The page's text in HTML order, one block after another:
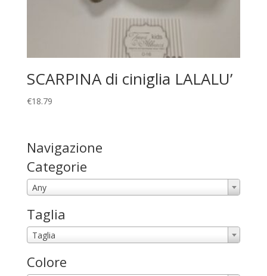
SCARPINA di ciniglia LALALU’
€18.79
Navigazione
Categorie
Any
Taglia
Taglia
Colore